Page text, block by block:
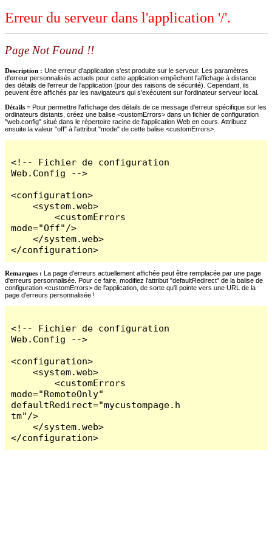
Erreur du serveur dans l'application '/'.
Page Not Found !!
Description : Une erreur d'application s'est produite sur le serveur. Les paramètres
d'erreur personnalisés actuels pour cette application empêchent l'affichage à distance
des détails de l'erreur de l'application (pour des raisons de sécurité). Cependant, ils
peuvent être affichés par les navigateurs qui s'exécutent sur l'ordinateur serveur local.
Détails = Pour permettre l'affichage des détails de ce message d'erreur spécifique sur les
ordinateurs distants, créez une balise <customErrors> dans un fichier de configuration
"web.config" situé dans le répertoire racine de l'application Web en cours. Attribuez
ensuite la valeur "off" à l'attribut "mode" de cette balise <customErrors>.
<!-- Fichier de configuration
Web.Config -->
<configuration>
    <system.web>
        <customErrors
mode="Off"/>
    </system.web>
</configuration>
Remarques : La page d'erreurs actuellement affichée peut être remplacée par une page
d'erreurs personnalisée. Pour ce faire, modifiez l'attribut "defaultRedirect" de la balise de
configuration <customErrors> de l'application, de sorte qu'il pointe vers une URL de la
page d'erreurs personnalisée !
<!-- Fichier de configuration
Web.Config -->
<configuration>
    <system.web>
        <customErrors
mode="RemoteOnly"
defaultRedirect="mycustompage.h
tm"/>
    </system.web>
</configuration>